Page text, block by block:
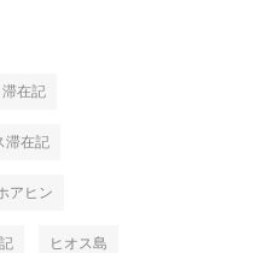
在記
滞在記
アヒン
ヒオス島